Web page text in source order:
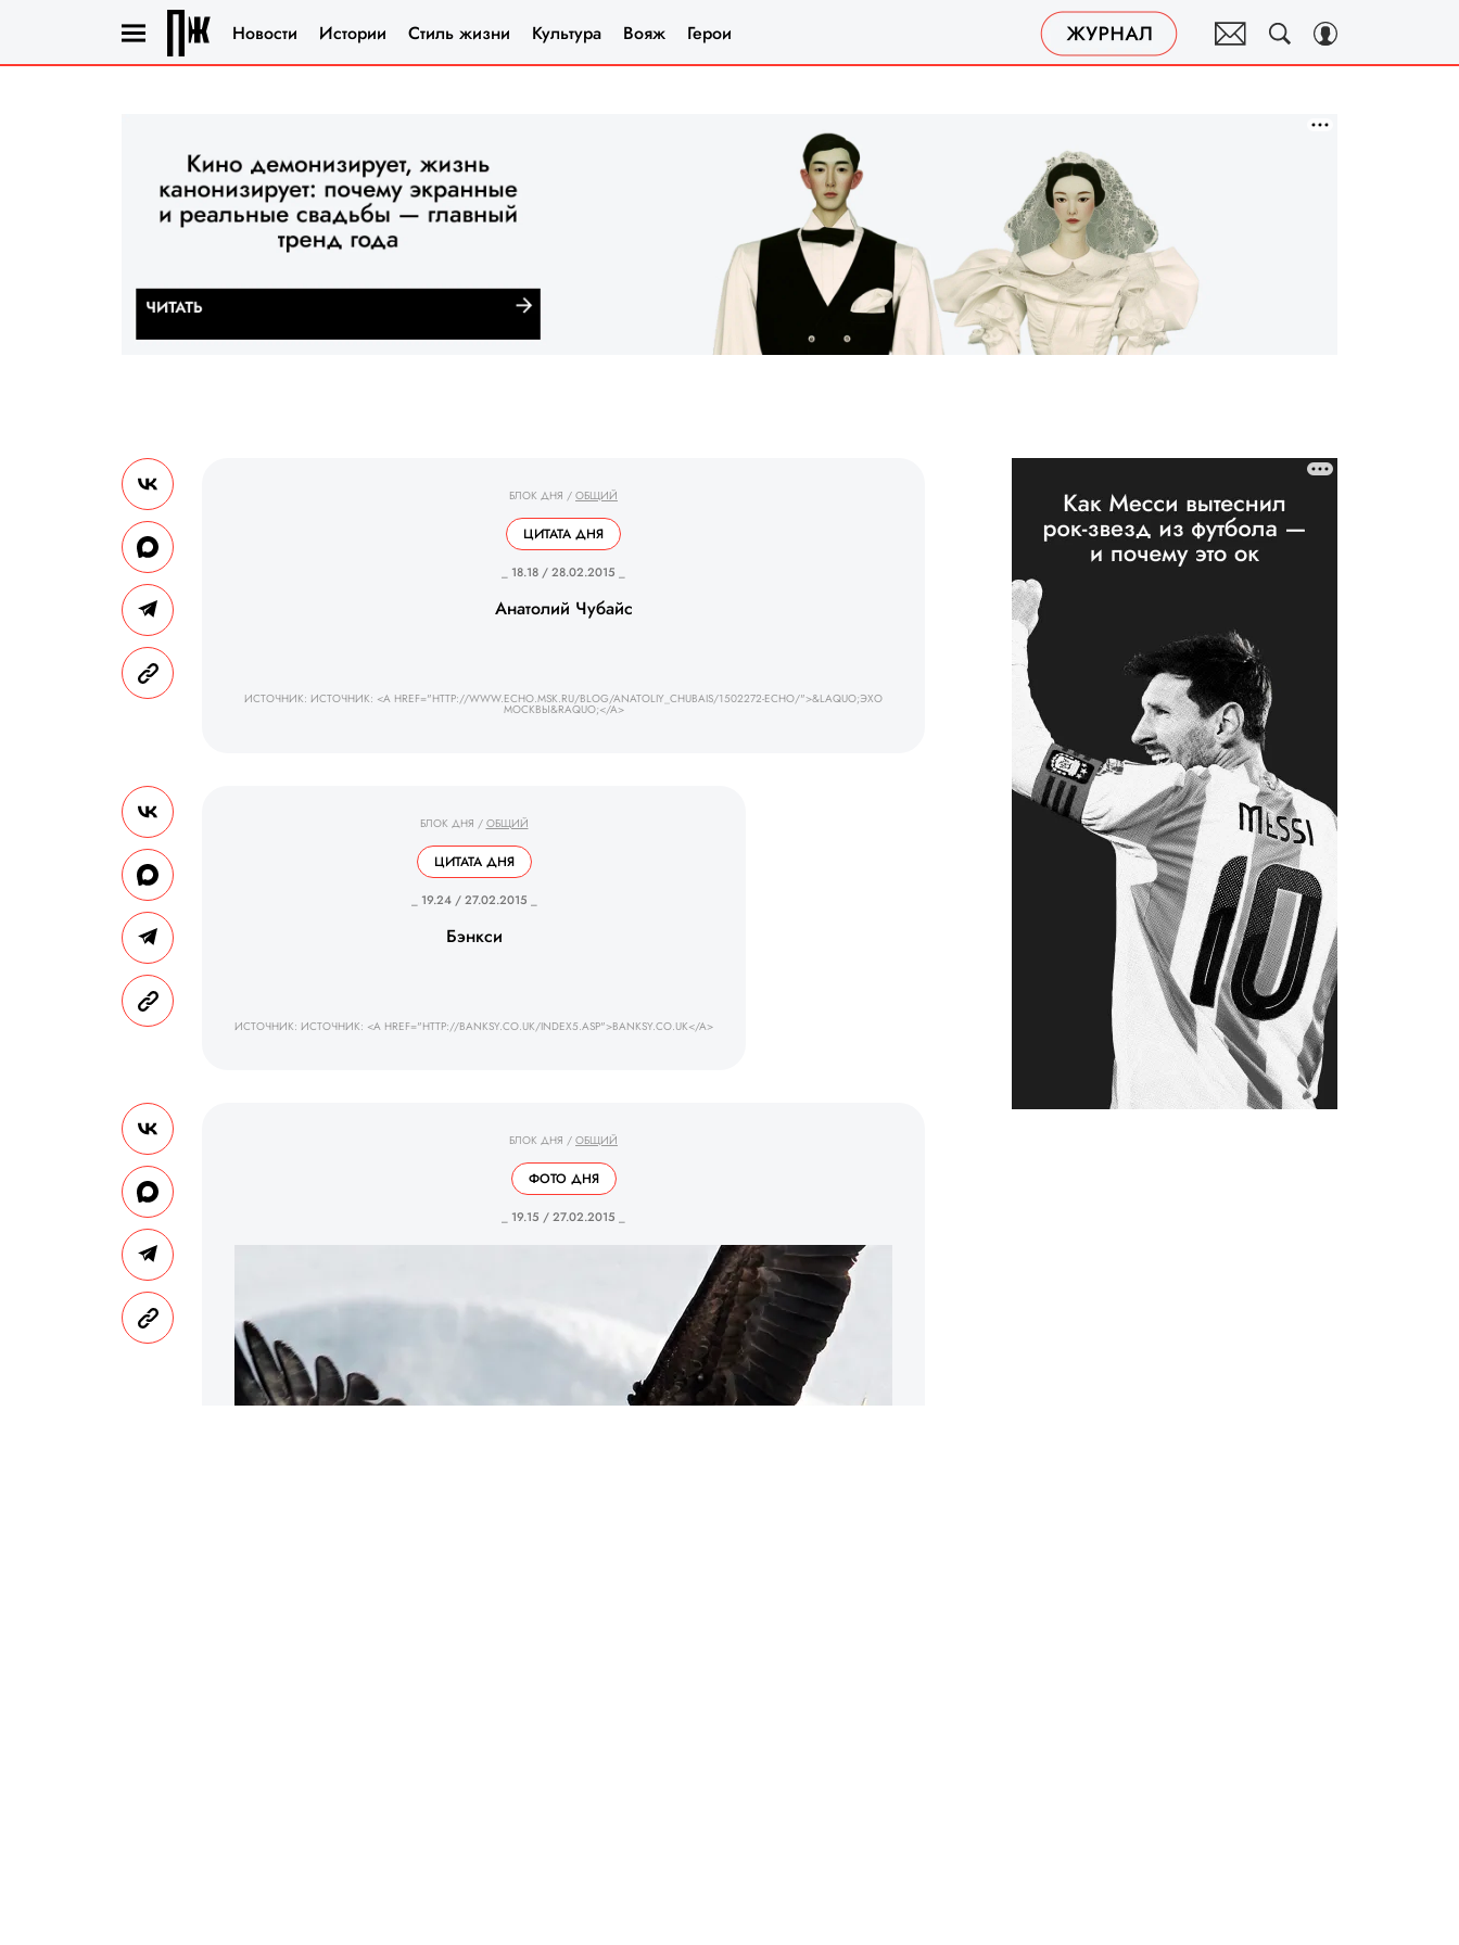
Новости Истории Стиль жизни Культура Вояж Герои
БЛОК ДНЯ / ОБЩИЙ
ЦИТАТА ДНЯ
_ 18.18 / 28.02.2015 _
Анатолий Чубайс
ИСТОЧНИК: ИСТОЧНИК: <A HREF="HTTP://WWW.ECHO.MSK.RU/BLOG/ANATOLIY_CHUBAIS/1502272-ECHO/">&LAQUO;ЭХО
МОСКВЫ&RAQUO;</A>
БЛОК ДНЯ / ОБЩИЙ
ЦИТАТА ДНЯ
_ 19.24 / 27.02.2015 _
Бэнкси
ИСТОЧНИК: ИСТОЧНИК: <A HREF="HTTP://BANKSY.CO.UK/INDEX5.ASP">BANKSY.CO.UK</A>
БЛОК ДНЯ / ОБЩИЙ
ФОТО ДНЯ
_ 19.15 / 27.02.2015 _